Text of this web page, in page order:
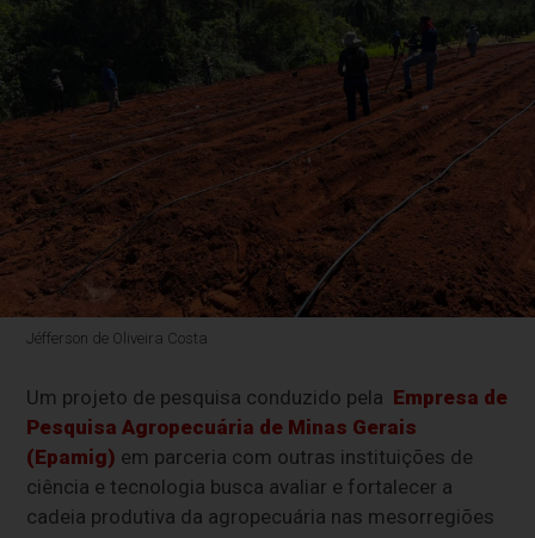
Jéfferson de Oliveira Costa
Um projeto de pesquisa conduzido pela Empresa de
Pesquisa Agropecuária de Minas Gerais
(Epamig) em parceria com outras instituições de
ciência e tecnologia busca avaliar e fortalecer a
cadeia produtiva da agropecuária nas mesorregiões